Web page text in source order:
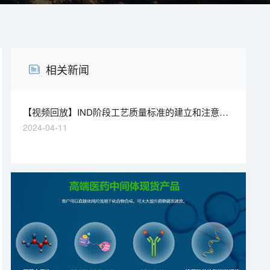
相关新闻
【视频回放】IND阶段工艺质量标准的建立和注意事
项
2024-04-11